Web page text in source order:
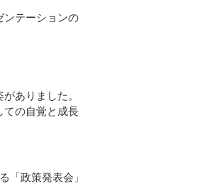
ンテーションの
ありました。
ての自覚と成長
「政策発表会」